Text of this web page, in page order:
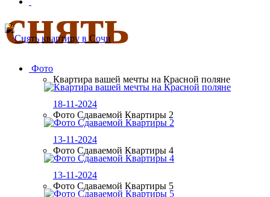
снять
Фото
Квартира вашей мечты на Красной поляне
18-11-2024
Фото Сдаваемой Квартиры 2
13-11-2024
Фото Сдаваемой Квартиры 4
13-11-2024
Фото Сдаваемой Квартиры 5